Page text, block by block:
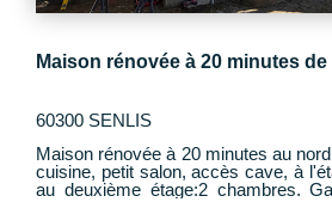
Maison rénovée à 20 minutes
60300 SENLIS
Maison rénovée à 20 minutes au
cuisine, petit salon, accès cave, à
au deuxième étage:2 chambres.